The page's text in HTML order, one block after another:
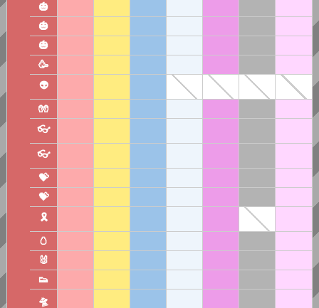
🎃
🎃
🎃
🥳
👽
🧤
👓
👓
💝
💝
🎗️
🥚
🐰
👟
🛸